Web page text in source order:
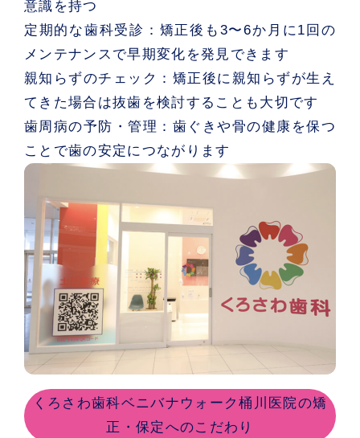
意識を持つ
定期的な歯科受診： 矯正後も3〜6か月に1回の
メンテナンスで早期変化を発見できます
親知らずのチェック： 矯正後に親知らずが生え
てきた場合は抜歯を検討することも大切です
歯周病の予防・管理： 歯ぐきや骨の健康を保つ
ことで歯の安定につながります
くろさわ歯科ベニバナウォーク桶川医院の矯
正・保定へのこだわり